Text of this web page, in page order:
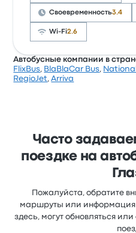
Express стоят от 2 842 ₽
Своевременность3.4
Wi-Fi2.6
Оценка Megabus UK за
5 515 ₽
Автобусные компании в
FlixBus, BlaBlaCar Bus,
RegioJet,Arriva
Часто
поездке на
Пожалуйста, обратите
маршруты или информация
здесь, могут обновляться